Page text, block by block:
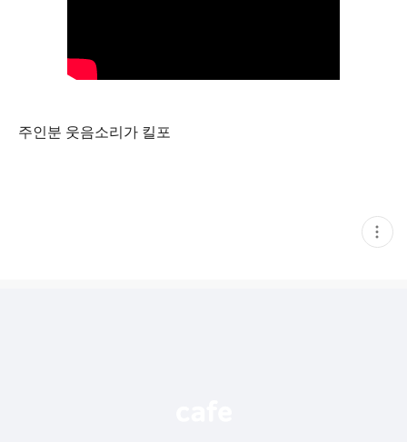
주인분 웃음소리가 킬포
현
재